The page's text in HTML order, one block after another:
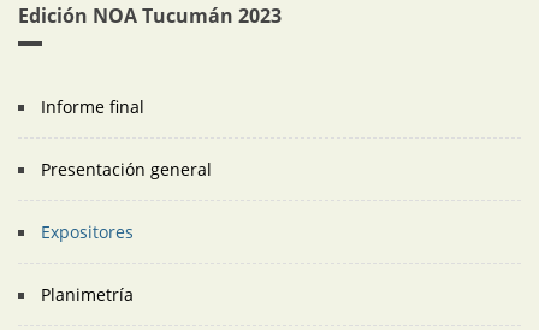
Edición NOA Tucumán 2023
Informe final
Presentación general
Expositores
Planimetría